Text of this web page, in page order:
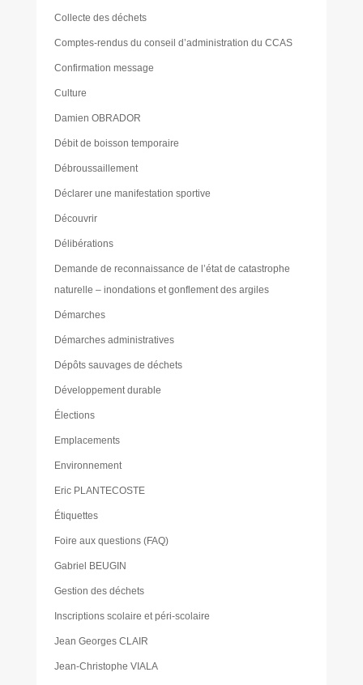
Collecte des déchets
Comptes-rendus du conseil d’administration du CCAS
Confirmation message
Culture
Damien OBRADOR
Débit de boisson temporaire
Débroussaillement
Déclarer une manifestation sportive
Découvrir
Délibérations
Demande de reconnaissance de l’état de catastrophe
naturelle – inondations et gonflement des argiles
Démarches
Démarches administratives
Dépôts sauvages de déchets
Développement durable
Élections
Emplacements
Environnement
Eric PLANTECOSTE
Étiquettes
Foire aux questions (FAQ)
Gabriel BEUGIN
Gestion des déchets
Inscriptions scolaire et péri-scolaire
Jean Georges CLAIR
Jean-Christophe VIALA